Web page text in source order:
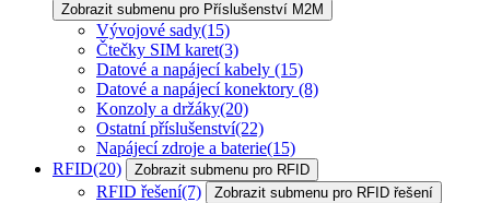
Zobrazit submenu pro Příslušenství M2M
Vývojové sady(15)
Čtečky SIM karet(3)
Datové a napájecí kabely (15)
Datové a napájecí konektory (8)
Konzoly a držáky(20)
Ostatní příslušenství(22)
Napájecí zdroje a baterie(15)
RFID(20) Zobrazit submenu pro RFID
RFID řešení(7) Zobrazit submenu pro RFID řešení